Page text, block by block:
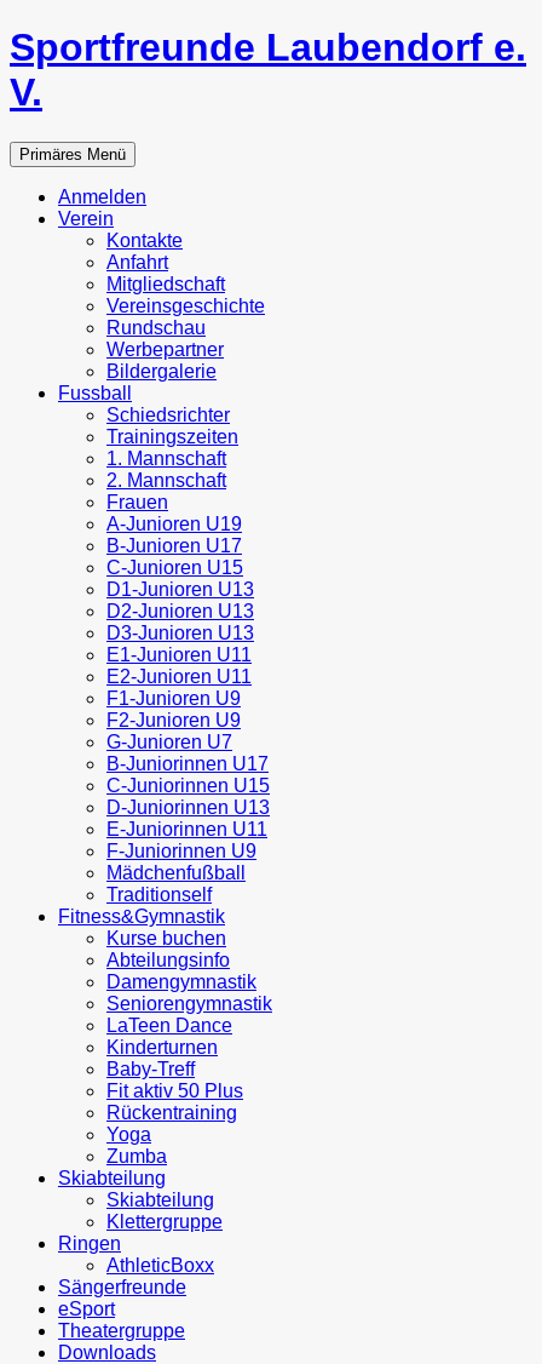
Zum
Inhalt
springen
Sportfreunde Laubendorf e.
V.
Suchen
Primäres Menü
Anmelden
Verein
Kontakte
Anfahrt
Mitgliedschaft
Vereinsgeschichte
Rundschau
Werbepartner
Bildergalerie
Fussball
Schiedsrichter
Trainingszeiten
1. Mannschaft
2. Mannschaft
Frauen
A-Junioren U19
B-Junioren U17
C-Junioren U15
D1-Junioren U13
D2-Junioren U13
D3-Junioren U13
E1-Junioren U11
E2-Junioren U11
F1-Junioren U9
F2-Junioren U9
G-Junioren U7
B-Juniorinnen U17
C-Juniorinnen U15
D-Juniorinnen U13
E-Juniorinnen U11
F-Juniorinnen U9
Mädchenfußball
Traditionself
Fitness&Gymnastik
Kurse buchen
Abteilungsinfo
Damengymnastik
Seniorengymnastik
LaTeen Dance
Kinderturnen
Baby-Treff
Fit aktiv 50 Plus
Rückentraining
Yoga
Zumba
Skiabteilung
Skiabteilung
Klettergruppe
Ringen
AthleticBoxx
Sängerfreunde
eSport
Theatergruppe
Downloads